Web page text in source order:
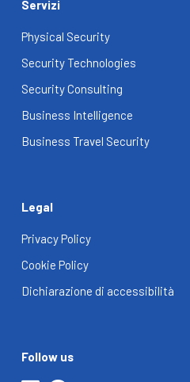
Servizi
Physical Security
Security Technologies
Security Consulting
Business Intelligence
Business Travel Security
Legal
Privacy Policy
Cookie Policy
Dichiarazione di accessibilità
Follow us